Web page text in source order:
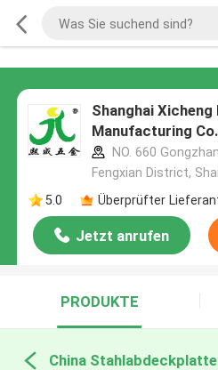
Shanghai Xicheng
Manufacturing
NO. 660
Fengxian District,
5.0
Überprüfter
Jetzt anrufen
PRODUKTE
China Stahlabdeckplatte